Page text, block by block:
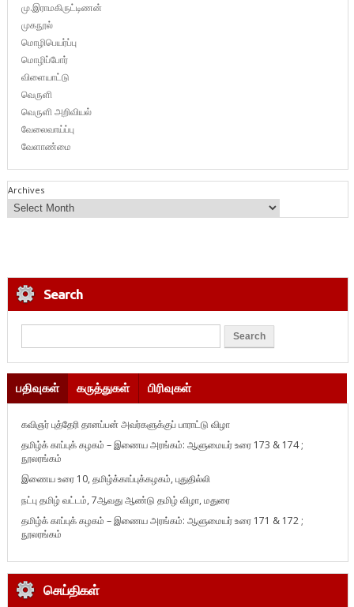
மு.இராமகிருட்டிணன்
முகநூல்
மொழிபெயர்ப்பு
மொழிப்போர்
விளையாட்டு
வெருளி
வெருளி அறிவியல்
வேலைவாய்ப்பு
வேளாண்மை
Archives
Search
பதிவுகள் கருத்துகள் பிரிவுகள்
கவிஞர் புத்தேரி தானப்பன் அவர்களுக்குப் பாராட்டு விழா
தமிழ்க் காப்புக் கழகம் – இணைய அரங்கம்: ஆளுமையர் உரை 173 & 174 ;
நூலரங்கம்
இணைய உரை 10, தமிழ்க்காப்புக்கழகம், புதுதில்லி
நட்பு தமிழ் வட்டம், 7ஆவது ஆண்டு தமிழ் விழா, மதுரை
தமிழ்க் காப்புக் கழகம் – இணைய அரங்கம்: ஆளுமையர் உரை 171 & 172 ;
நூலரங்கம்
செய்திகள்